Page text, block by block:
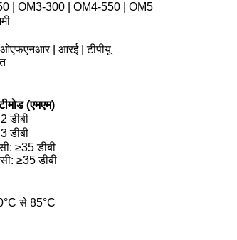
| OM3-300 | OM4-550 | OM5
ओएफएनआर | आरई | टीपीयू
(एमएम)
डीबी
डीबी
≥35 डीबी
≥35 डीबी
से 85°C